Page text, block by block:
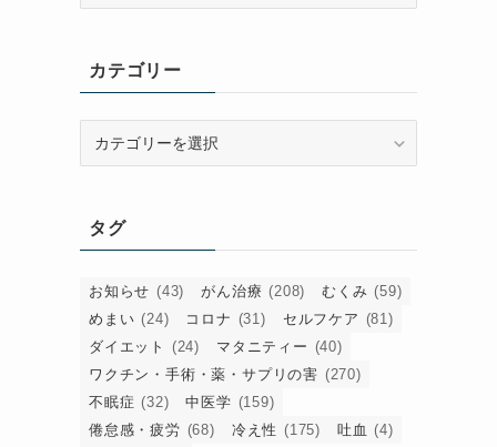
ブカテゴリー
ータグ
お知らせ (43) がん治療 (208) むくみ (59)
めまい (24) コロナ (31) セルフケア (81)
ダイエット
(24) マタニティー (40)
ワクチン・手術・薬・サプリの害 (270)
不眠症 (32) 中医学 (159)
倦怠感・疲労 (68) 冷え性 (175) 吐血 (4)